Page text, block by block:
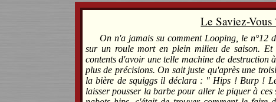
Le Saviez-Vous
On n'a jamais su comment Looping, le n°12
sur un roule mort en plein milieu de saison. Et
contents d'avoir une telle machine de destruction
plus de précisions. On sait juste qu'après une
la bière de squiggs il déclara : " Hips ! Burp !
laisser pousser la barbe pour aller le piquer à